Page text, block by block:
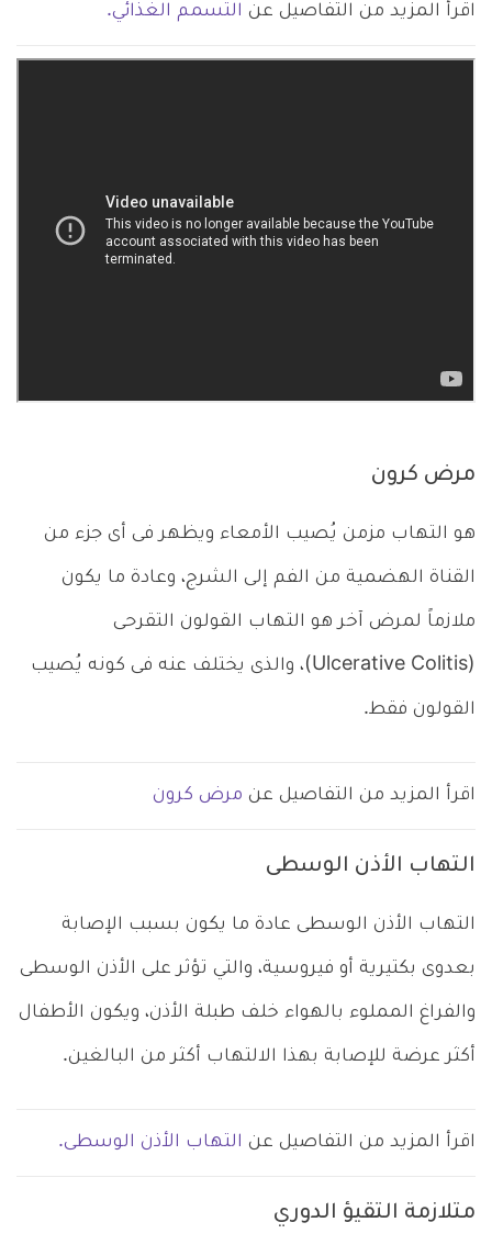
اقرأ المزيد من التفاصيل عن التسمم الغذائي.
مرض كرون
هو التهاب مزمن يُصيب الأمعاء ويظهر فى أى جزء من
القناة الهضمية من الفم إلى الشرج، وعادة ما يكون
ملازماً لمرض آخر هو التهاب القولون التقرحى
(Ulcerative Colitis)، والذى يختلف عنه فى كونه يُصيب
القولون فقط.
اقرأ المزيد من التفاصيل عن مرض كرون
التهاب الأذن الوسطى
التهاب الأذن الوسطى عادة ما يكون بسبب الإصابة
بعدوى بكتيرية أو فيروسية، والتي تؤثر على الأذن الوسطى
والفراغ المملوء بالهواء خلف طبلة الأذن، ويكون الأطفال
أكثر عرضة للإصابة بهذا الالتهاب أكثر من البالغين.
اقرأ المزيد من التفاصيل عن التهاب الأذن الوسطى.
متلازمة التقيؤ الدوري